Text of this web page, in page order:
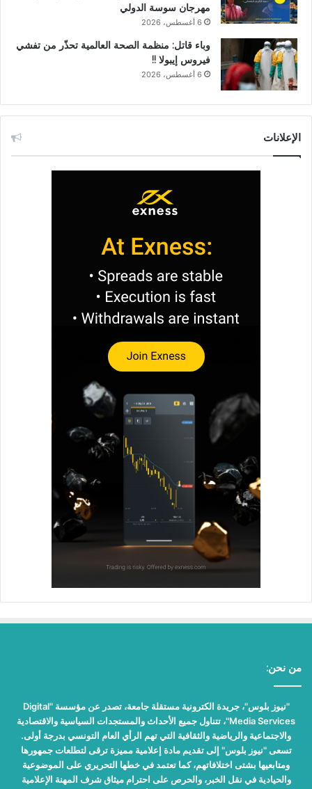
مهرجان سوسة الدولي
6 أغسطس، 2026
وباء قاتل: منظمة الصحة العالمية تحذّر من تفشي
فيروس إيبولا !!
6 أغسطس، 2026
الإعلانات
من نحن:
"نيوز بلوس"، جريدة الكترونية مستقلة جامعة، تصدر عن مؤسسة "Digital
Media Services"، تتناول جميع الأحداث والمستجدات السياسية والاقتصادية
والاجتماعية والرياضية والثقافية التي تهم الرأي العام التونسي بدرجة أولى.
تسعى "نيوز بلوس" إلى تقديم مادة إعلامية مميزة ترقى لتطلعات جمهورها
ومتابعيها بشتى اختلافاتهم، كما تعتمد في خطها التحريري على الموضوعية
والحيادية في نقل الخبر، والحرص على احترام ميثاق شرف المهنة الإعلامية